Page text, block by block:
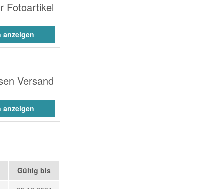
Fotoartikel
Versand
Gültig bis